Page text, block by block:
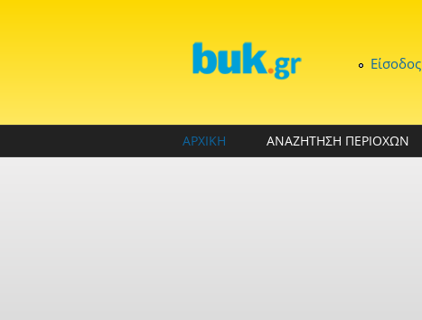
Είσοδος
ΑΡΧΙΚΗ ΑΝΑΖΗΤΗΣΗ ΠΕΡΙΟΧΩΝ